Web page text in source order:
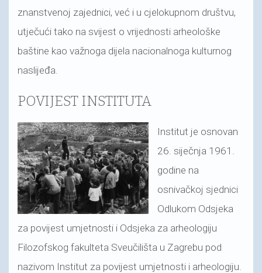
znanstvenoj zajednici, već i u cjelokupnom društvu,
utječući tako na svijest o vrijednosti arheološke
baštine kao važnoga dijela nacionalnoga kulturnog
naslijeđa.
POVIJEST INSTITUTA
Institut je osnovan
26. siječnja 1961.
godine na
osnivačkoj sjednici
Odlukom Odsjeka
za povijest umjetnosti i Odsjeka za arheologiju
Filozofskog fakulteta Sveučilišta u Zagrebu pod
nazivom Institut za povijest umjetnosti i arheologiju.